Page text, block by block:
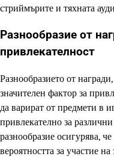
стриймърите и тяхната
Разнообразие от
привлекателност
Разнообразието от
значителен фактор за
да варират от предмети в
привлекателно за
разнообразие осигурява,
вероятността за участие на